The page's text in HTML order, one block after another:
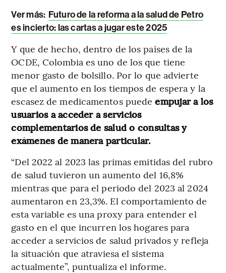
Ver más: Futuro de la reforma a la salud de Petro
es incierto: las cartas a jugar este 2025
Y que de hecho, dentro de los países de la
OCDE, Colombia es uno de los que tiene
menor gasto de bolsillo. Por lo que advierte
que el aumento en los tiempos de espera y la
escasez de medicamentos puedeempujar a los
usuarios a acceder a servicios
complementarios de salud o consultas y
exámenes de manera particular.
“Del 2022 al 2023 las primas emitidas del rubro
de salud tuvieron un aumento del 16,8%
mientras que para el periodo del 2023 al 2024
aumentaron en 23,3%. El comportamiento de
esta variable es una proxy para entender el
gasto en el que incurren los hogares para
acceder a servicios de salud privados y refleja
la situación que atraviesa el sistema
actualmente”, puntualiza el informe.